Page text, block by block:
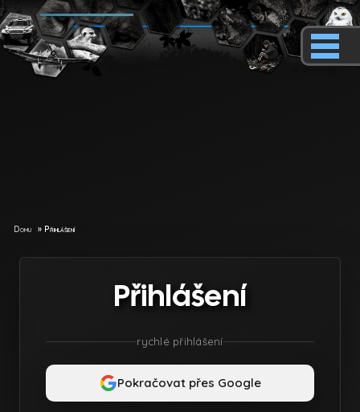
Domu » Přihlášení
Přihlášení
rychlé přihlášení
Pokračovat přes Google